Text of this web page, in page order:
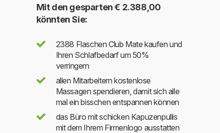
Mit den gesparten€ 2.388,00
könnten Sie:
2388 Flaschen Club Mate kaufen und
Ihren Schlafbedarf um 50%
verringern
allen Mitarbeitern kostenlose
Massagen spendieren, damit sich alle
mal ein bisschen entspannen können
das Büro mit schicken Kapuzenpullis
mit dem Ihrem Firmenlogo ausstatten